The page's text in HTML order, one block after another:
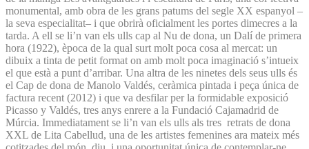
monumental, amb obra de les grans patums del segle XX espanyol –
la seva especialitat– i que obrirà oficialment les portes dimecres a la
tarda. A ell se li’n van els ulls cap al Nu de dona, un Dalí de primera
hora (1922), època de la qual surt molt poca cosa al mercat: un
dibuix a tinta de petit format on amb molt poca imaginació s’intueix
el que està a punt d’arribar. Una altra de les ninetes dels seus ulls és
el Cap de dona de Manolo Valdés, ceràmica pintada i peça única de
factura recent (2012) i que va desfilar per la formidable exposició
Picasso y Valdés, tres anys enrere a la Fundació Cajamadrid de
Múrcia. Immediatament se li’n van els ulls als tres retrats de dona
XXL de Lita Cabellud, una de les artistes femenines ara mateix més